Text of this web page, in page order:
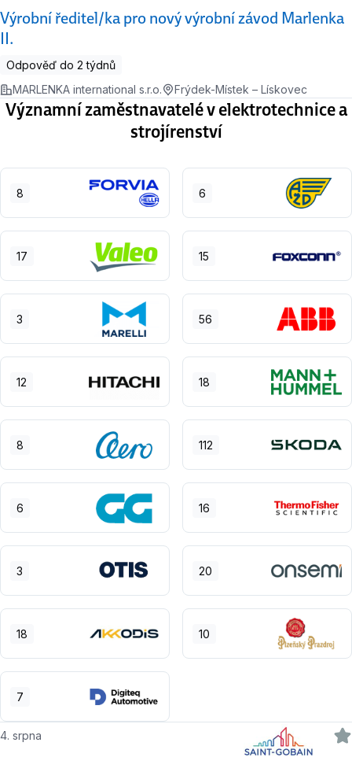
Výrobní ředitel/ka pro nový výrobní závod Marlenka
II.
Odpověď do 2 týdnů
MARLENKA international s.r.o.
Frýdek-Místek – Lískovec
Významní zaměstnavatelé v elektrotechnice a
strojírenství
8 6
17 15
3 56
12 18
8 112
6 16
3 20
18 10
7
4. srpna